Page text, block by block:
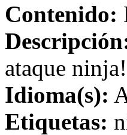
Contenido:
ataque ninja!
Idioma(s):
Etiquetas: